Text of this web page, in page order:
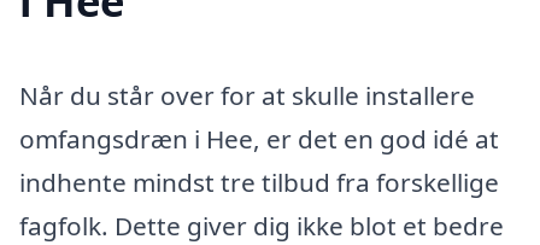
Når du står over for at skulle installere
omfangsdræn i Hee, er det en god idé at
indhente mindst tre tilbud fra forskellige
fagfolk. Dette giver dig ikke blot et bedre